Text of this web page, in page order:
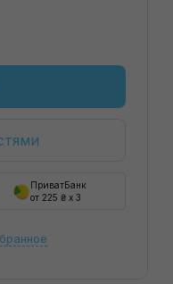
ПриватБанк
от 225 ₴ x 3